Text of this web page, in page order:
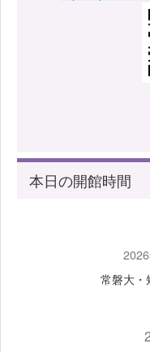
本日の開館時間
常磐大・